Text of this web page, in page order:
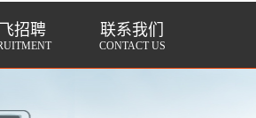
招聘 联系我们
CONTACT US